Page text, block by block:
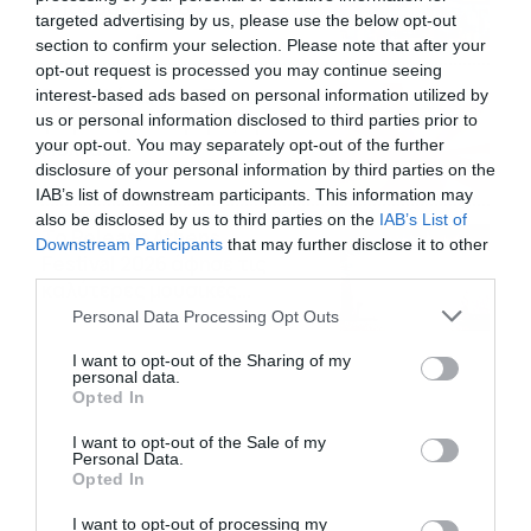
targeted advertising by us, please use the below opt-out
section to confirm your selection. Please note that after your
opt-out request is processed you may continue seeing
interest-based ads based on personal information utilized by
us or personal information disclosed to third parties prior to
your opt-out. You may separately opt-out of the further
disclosure of your personal information by third parties on the
IAB’s list of downstream participants. This information may
also be disclosed by us to third parties on the IAB’s List of
Downstream Participants that may further disclose it to other
Please note that this website/app uses one or more Google
not limited to your visit or usage behaviour. You may click to
grant or deny consent to Google and its third-party tags to
use your data for below specified purposes in below Google
consent section.
Personal Data Processing Opt Outs
I want to opt-out of the Sharing of my
personal data.
Opted In
I want to opt-out of the Sale of my
Personal Data.
Opted In
I want to opt-out of processing my
αποδόσεις από
το Pamestoixima.gr
06/08/2026
Εορτολόγιο 6-8: Ποιοι
γιορτάζουν σήμερα; Χρόνια
Πολλά…
06/08/2026 08:05
Το Release Athens
αναμνήσεις
05/08/2026 21:23